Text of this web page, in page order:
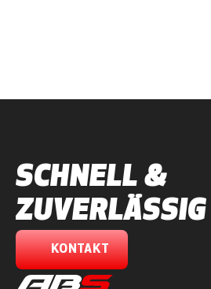
SCHNELL &
ZUVERLÄSSIG
KONTAKT